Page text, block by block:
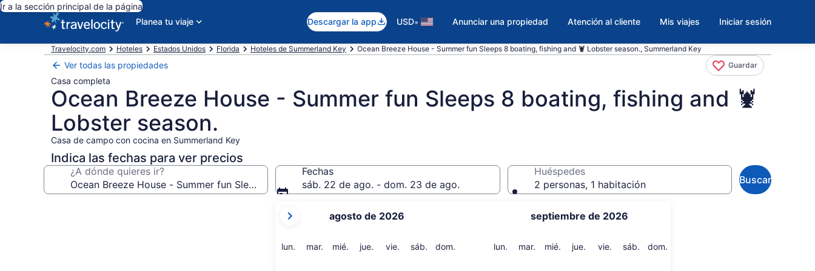
Ir a la sección principal de la página
Planea tu viaje
Descargar la app USD• Anunciar una propiedad Atención al cliente Mis viajes Iniciar sesión
Travelocity.com Hoteles Estados Unidos Florida Hoteles de Summerland Key Ocean Breeze House - Summer fun Sleeps 8 boating, fishing and 🦞 Lobster season., Summerland Key
Ver todas las propiedades Guardar
Casa completa
Ocean Breeze House - Summer fun Sleeps 8 boating, fishing and 🦞
Lobster season.
Casa de campo con cocina en Summerland Key
Indica las fechas para ver precios
¿A dónde quieres ir?
Fechas
sáb. 22 de ago. - dom. 23 de ago.
meses
son
agosto de 2026
lun. lunesmar. martes
mié. miércoles
jue. jueves
vie. viernes
sáb. sábado
dom.
septiembre de 2026
lun. lunesmar. martes
mié. miércoles
jue. jueves
vie. viernes
sáb. sábado
dom.
Huéspedes
2 personas, 1 habitación
Buscar